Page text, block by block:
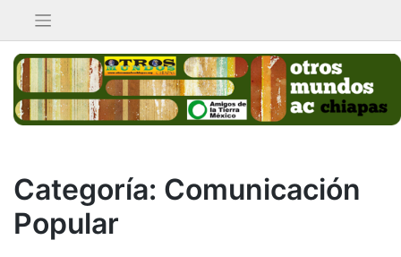
contenido
Categoría: Comunicación
Popular